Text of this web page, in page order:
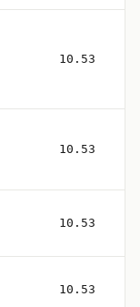
10.53
10.53
10.53
10.53